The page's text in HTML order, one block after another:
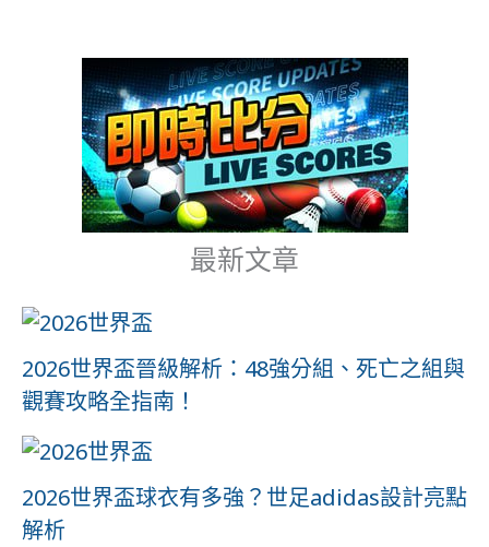
最新文章
2026世界盃晉級解析：48強分組、死亡之組與
觀賽攻略全指南！
2026世界盃球衣有多強？世足adidas設計亮點
解析